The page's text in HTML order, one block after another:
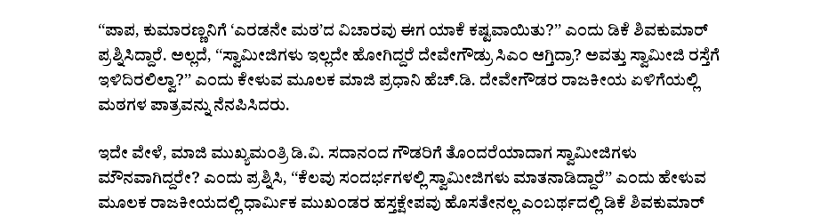
“ಪಾಪ, ಕುಮಾರಣ್ಣನಿಗೆ ‘ಎರಡನೇ ಮಠ’ದ ವಿಚಾರವು ಈಗ ಯಾಕೆ ಕಷ್ಟವಾಯಿತು?” ಎಂದು ಡಿಕೆ ಶಿವಕುಮಾರ್
ಪ್ರಶ್ನಿಸಿದ್ದಾರೆ. ಅಲ್ಲದೆ, “ಸ್ವಾಮೀಜಿಗಳು ಇಲ್ಲದೇ ಹೋಗಿದ್ದರೆ ದೇವೇಗೌಡ್ರು ಸಿಎಂ ಆಗ್ತಿದ್ರಾ? ಅವತ್ತು ಸ್ವಾಮೀಜಿ ರಸ್ತೆಗೆ
ಇಳಿದಿರಲಿಲ್ವಾ?” ಎಂದು ಕೇಳುವ ಮೂಲಕ ಮಾಜಿ ಪ್ರಧಾನಿ ಹೆಚ್​.ಡಿ. ದೇವೇಗೌಡರ ರಾಜಕೀಯ ಏಳಿಗೆಯಲ್ಲಿ
ಮಠಗಳ ಪಾತ್ರವನ್ನು ನೆನಪಿಸಿದರು.
ಇದೇ ವೇಳೆ, ಮಾಜಿ ಮುಖ್ಯಮಂತ್ರಿ ಡಿ.ವಿ. ಸದಾನಂದ ಗೌಡರಿಗೆ ತೊಂದರೆಯಾದಾಗ ಸ್ವಾಮೀಜಿಗಳು
ಮೌನವಾಗಿದ್ದರೇ? ಎಂದು ಪ್ರಶ್ನಿಸಿ, “ಕೆಲವು ಸಂದರ್ಭಗಳಲ್ಲಿ‌ ಸ್ವಾಮೀಜಿಗಳು ಮಾತನಾಡಿದ್ದಾರೆ” ಎಂದು ಹೇಳುವ
ಮೂಲಕ ರಾಜಕೀಯದಲ್ಲಿ ಧಾರ್ಮಿಕ ಮುಖಂಡರ ಹಸ್ತಕ್ಷೇಪವು ಹೊಸತೇನಲ್ಲ ಎಂಬರ್ಥದಲ್ಲಿ ಡಿಕೆ ಶಿವಕುಮಾರ್